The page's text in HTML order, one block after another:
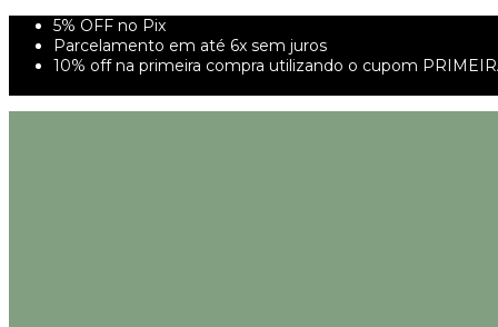
5% OFF no Pix
Parcelamento em até 6x sem juros
10% off na primeira compra utilizando o cupom